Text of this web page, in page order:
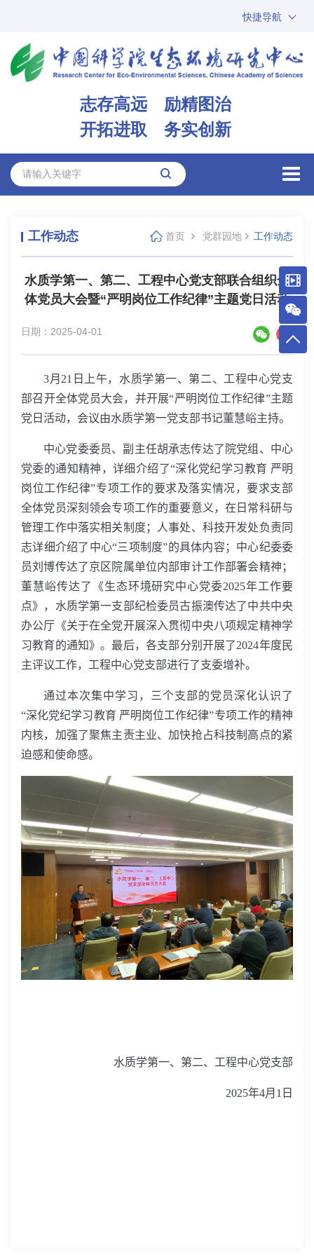
快捷导航
ARP
邮箱
志存高远 励精图治
开拓进取 务实创新
工作动态 首页 党群园地 工作动态
水质学第一、第二、工程中心党支部联合组织全
体党员大会暨“严明岗位工作纪律”主题党日活动
日期：2025-04-01
3月 21 日上午，水质学第一、第二、工程中心党支
部召开全体党员大会，并开展“严明岗位工作纪律”主题
党日活动，会议由水质学第一党支部书记董慧峪主持。
中心党委委员、副主任胡承志传达了院党组、中心
党委的通知精神，详细介绍了“深化党纪学习教育 严明
岗位工作纪律”专项工作的要求及落实情况，要求支部
全体党员深刻领会专项工作的重要意义，在日常科研与
管理工作中落实相关制度；人事处、科技开发处负责同
志详细介绍了中心“三项制度”的具体内容；中心纪委委
员刘博传达了京区院属单位内部审计工作部署会精神；
董慧峪传达了《生态环境研究中心党委2025年工作要
点》，水质学第一支部纪检委员古振澳传达了中共中央
办公厅《关于在全党开展深入贯彻中央八项规定精神学
习教育的通知》。最后，各支部分别开展了2024年度民
主评议工作，工程中心党支部进行了支委增补。
通过本次集中学习，三个支部的党员深化认识了
“深化党纪学习教育 严明岗位工作纪律”专项工作的精神
内核，加强了聚焦主责主业、加快抢占科技制高点的紧
迫感和使命感。
水质学第一、第二、工程中心党支部
2025年4月 1 日